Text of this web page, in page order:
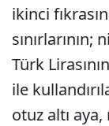
ikinci
Türk
ile
otuz altı